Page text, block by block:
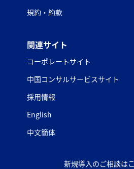
規約・約款
関連サイト
コーポレートサイト
中国コンサルサービスサイト
採用情報
English
中文簡体
新規導入のご相談は